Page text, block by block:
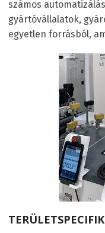
számos
gyártóvállalatok,
egyetlen forrásból,